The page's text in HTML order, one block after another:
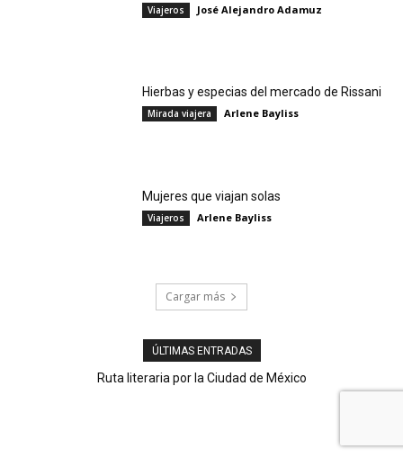
Viajeros José Alejandro Adamuz
Hierbas y especias del mercado de Rissani
Mirada viajera Arlene Bayliss
Mujeres que viajan solas
Viajeros Arlene Bayliss
Cargar más
ÚLTIMAS ENTRADAS
Ruta literaria por la Ciudad de México
Agave en vena: tequila, mezcal y pulque